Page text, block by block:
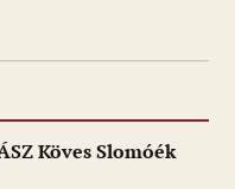
Köves Slomóék